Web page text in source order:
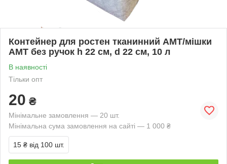
Контейнер для ростен тканинний АМТ/мішки
АМТ без ручок h 22 см, d 22 см, 10 л
В наявності
Тільки опт
20 ₴
Мінімальне замовлення — 20 шт.
Мінімальна сума замовлення на сайті — 1 000 ₴
15 ₴ від 100 шт.